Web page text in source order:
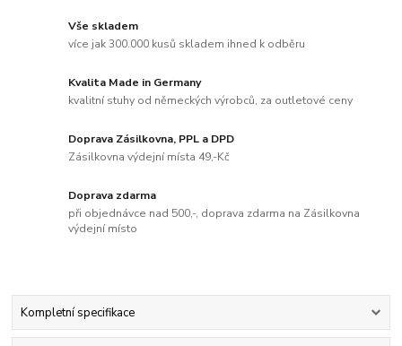
Vše skladem
více jak 300.000 kusů skladem ihned k odběru
Kvalita Made in Germany
kvalitní stuhy od německých výrobců, za outletové ceny
Doprava Zásilkovna, PPL a DPD
Zásilkovna výdejní místa 49,-Kč
Doprava zdarma
při objednávce nad 500,-, doprava zdarma na Zásilkovna
výdejní místo
Kompletní specifikace